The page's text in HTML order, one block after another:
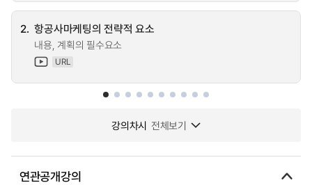
2. 항공사마케팅의 전략적 요소
내용, 계획의 필수요소
URL
강의차시 전체보기
연관공개강의